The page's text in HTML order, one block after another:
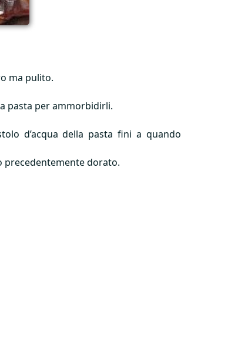
ma pulito.
pasta per ammorbidirli.
d’acqua della pasta fini a quando
precedentemente dorato.